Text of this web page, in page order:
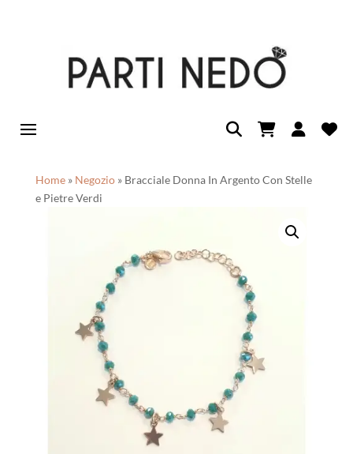
Home» Negozio» Bracciale Donna In Argento Con Stelle
e Pietre Verdi